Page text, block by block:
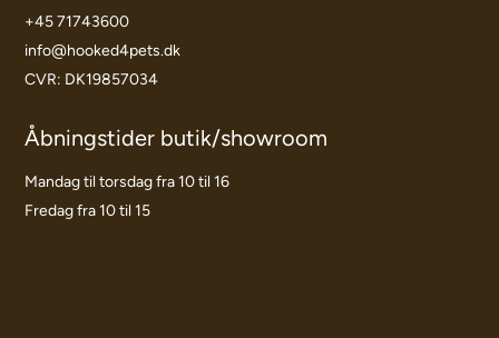
+45 71743600
info@hooked4pets.dk
CVR: DK19857034
Åbningstider butik/showroom
Mandag til torsdag fra 10 til 16
Fredag fra 10 til 15